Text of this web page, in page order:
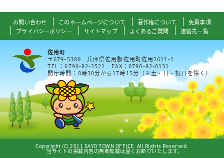
お問い合わせ このホームページについて 著作権について
免責事項
プライバシーポリシー
サイトマップ よくあるご質問 連絡先一覧
佐用町
〒679-5380 兵庫県佐用郡佐用町佐用2611-1
TEL：0790-82-2521 FAX：0790-82-0131
開庁時間：8時30分から17時15分（※土・日・祝日を除く）
Copyright (C) 2011 SAYO TOWN OFFICE. All Rights Reserved.
当サイトの掲載内容の無断転載は固くお断りいたします。